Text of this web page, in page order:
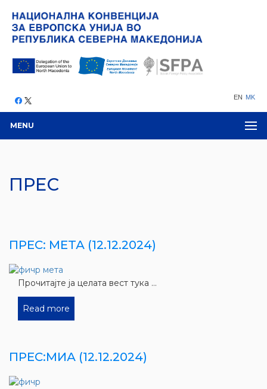
EN MK
MENU
ПРЕС
ПРЕС: МЕТА (12.12.2024)
Прочитајте ја целата вест тука ...
Read more
ПРЕС:МИА (12.12.2024)